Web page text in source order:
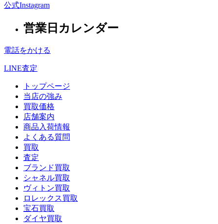
公式Instagram
営業日カレンダー
電話をかける
LINE査定
トップページ
当店の強み
買取価格
店舗案内
商品入荷情報
よくある質問
買取
査定
ブランド買取
シャネル買取
ヴィトン買取
ロレックス買取
宝石買取
ダイヤ買取